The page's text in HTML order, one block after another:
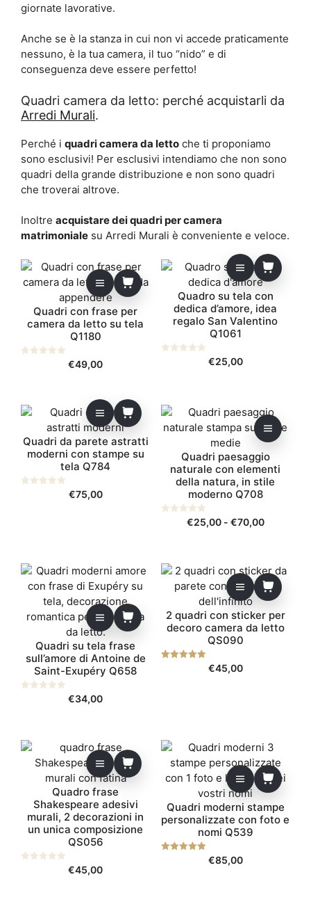
giornate lavorative.
Anche se è la stanza in cui non vi accede praticamente
nessuno, è la tua camera, il tuo “nido” e di
conseguenza deve essere perfetto!
Quadri camera da letto: perché acquistarli da
Arredi Murali.
Perché i quadri camera da letto che ti proponiamo
sono esclusivi! Per esclusivi intendiamo che non sono
quadri della grande distribuzione e non sono quadri
che troverai altrove.
Inoltre acquistare dei quadri per camera
matrimoniale su Arredi Murali è conveniente e veloce.
Quadri con frase per
camera da letto su tela
Q1180
€49,00
Quadro su tela con
dedica d’amore, idea
regalo San Valentino
Q1061
€25,00
Quadri da parete astratti
moderni con stampe su
tela Q784
€75,00
Quadri paesaggio
naturale con elementi
della natura, in stile
moderno Q708
€25,00 - €70,00Fascia
€25,00
a
Questo
prodotto
varianti.
opzioni
possono
nella
pagina
del
prodotto
Quadri su tela frase
sull’amore di Antoine de
Saint-Exupéry Q658
€34,00
2 quadri con sticker per
decoro camera da letto
QS090
€45,00
Quadro frase
Shakespeare adesivi
murali, 2 decorazioni in
un unica composizione
QS056
€45,00
Quadri moderni stampe
personalizzate con foto e
nomi Q539
€85,00